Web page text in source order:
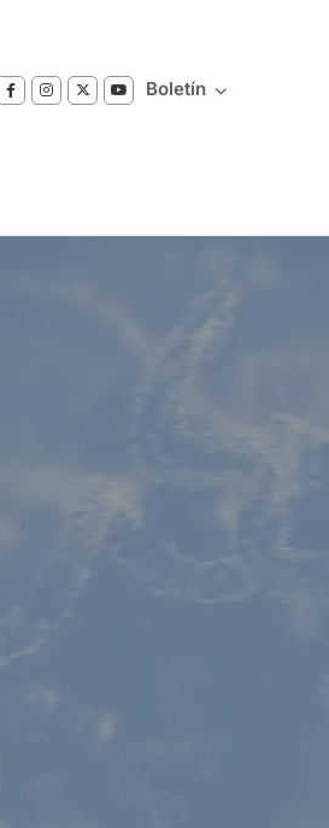
Boletín